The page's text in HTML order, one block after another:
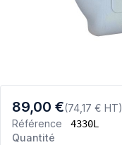
89,00 €(74,17 € HT)
Référence
4330L
Quantité